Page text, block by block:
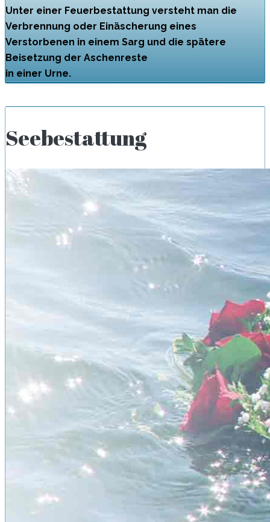
Unter einer Feuerbestattung versteht man die
Verbrennung oder Einäscherung eines
Verstorbenen in einem Sarg und die spätere
Beisetzung der Aschenreste
in einer Urne.
Seebestattung